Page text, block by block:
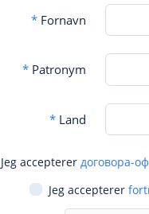
*Fornavn
*Patronym
*Land
Jeg accepterer договора-
Jeg accepterer